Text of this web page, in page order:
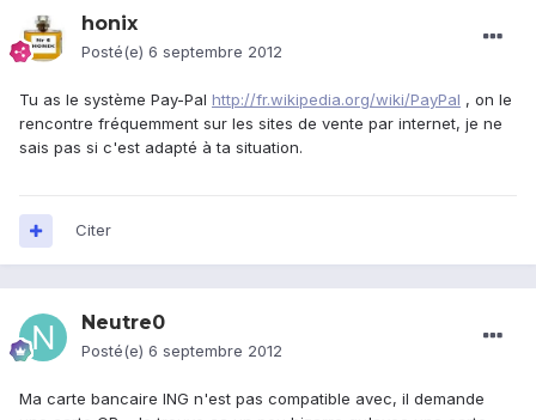
honix
Posté(e) 6 septembre 2012
Tu as le système Pay-Pal http://fr.wikipedia.org/wiki/PayPal , on le
rencontre fréquemment sur les sites de vente par internet, je ne
sais pas si c'est adapté à ta situation.
Citer
Neutre0
Posté(e) 6 septembre 2012
Ma carte bancaire ING n'est pas compatible avec, il demande